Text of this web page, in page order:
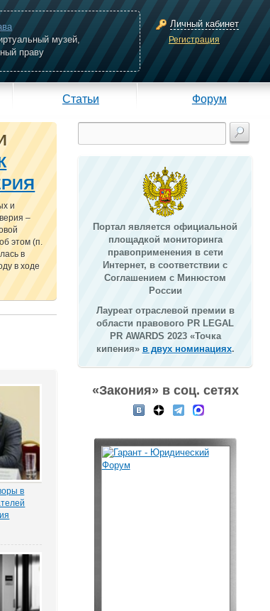
музей,
праву
Личный кабинет
Регистрация
Статьи Форум
и
–
этом (п.
в
в ходе
в
Портал является официальной
площадкой мониторинга
правоприменения в сети
Интернет, в соответствии с
Соглашением с Минюстом
России
Лауреат отраслевой премии в
области правового PR LEGAL
PR AWARDS 2023 «Точка
кипения» в двух номинациях.
«Закония» в соц. сетях